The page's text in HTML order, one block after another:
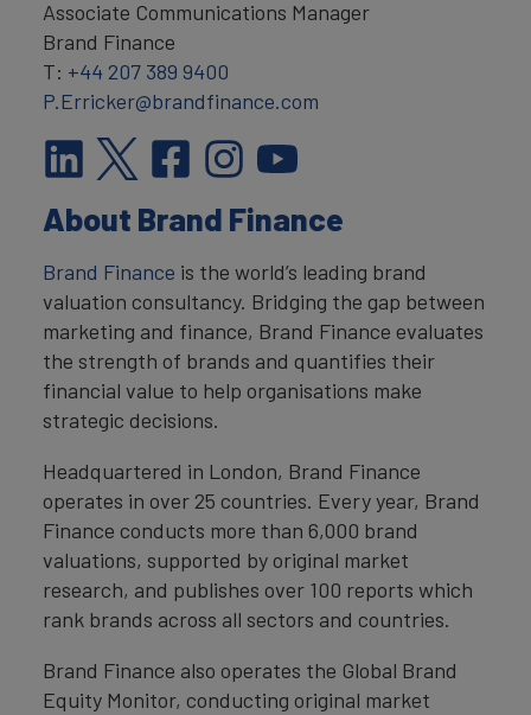
Associate Communications Manager
Brand Finance
T: +44 207 389 9400
P.Erricker@brandfinance.com
About Brand Finance
Brand Finance is the world’s leading brand
valuation consultancy. Bridging the gap between
marketing and finance, Brand Finance evaluates
the strength of brands and quantifies their
financial value to help organisations make
strategic decisions.
Headquartered in London, Brand Finance
operates in over 25 countries. Every year, Brand
Finance conducts more than 6,000 brand
valuations, supported by original market
research, and publishes over 100 reports which
rank brands across all sectors and countries.
Brand Finance also operates the Global Brand
Equity Monitor, conducting original market